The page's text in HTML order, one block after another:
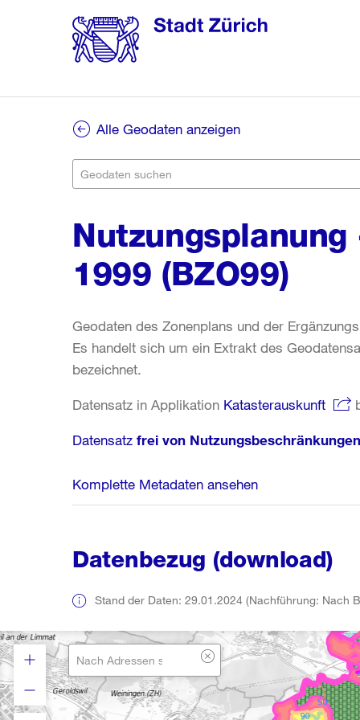
Alle Geodaten anzeigen
1999 (BZO99)
Geodaten des Zonenplans und der
Es handelt sich um ein Extrakt des
bezeichnet.
Datensatz in Applikation Katasterauskunft
Datensatz frei von Nutzungsbeschränkungen
Komplette Metadaten ansehen
Datenbezug (download)
Stand der Daten: 29.01.2024 (Nachführung: Nach